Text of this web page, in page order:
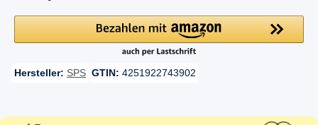
Hersteller: SPS GTIN: 4251922743902